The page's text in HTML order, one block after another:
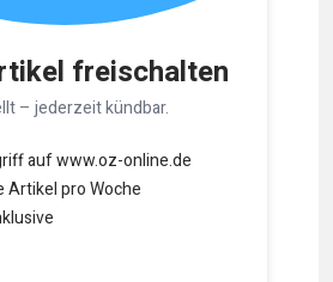
freischalten
– jederzeit kündbar.
auf www.oz-online.de
Artikel pro Woche